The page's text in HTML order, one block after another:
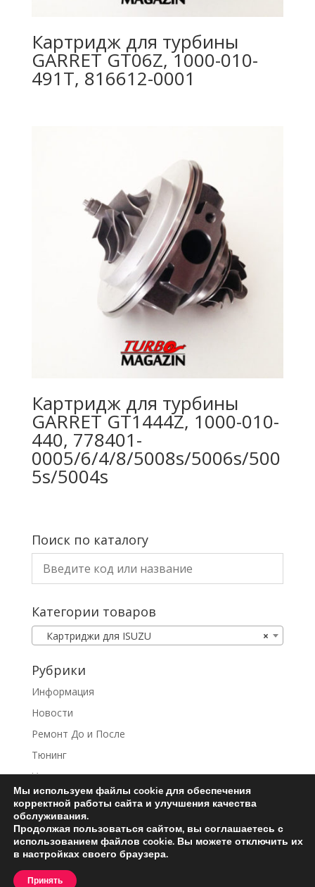
Картридж для турбины
GARRET GT06Z, 1000-010-
491T, 816612-0001
Картридж для турбины
GARRET GT1444Z, 1000-010-
440, 778401-
0005/6/4/8/5008s/5006s/500
5s/5004s
Поиск по каталогу
Категории товаров
×
Картриджи для ISUZU
Рубрики
Информация
Новости
Ремонт До и После
Тюнинг
Услуги
Ремонт турбин
Контакты
Пользовательское соглашение
Мы используем файлы cookie для обеспечения
корректной работы сайта и улучшения качества
обслуживания.
Продолжая пользоваться сайтом, вы соглашаетесь с
использованием файлов cookie. Вы можете отключить их
в настройках своего браузера.
Принять